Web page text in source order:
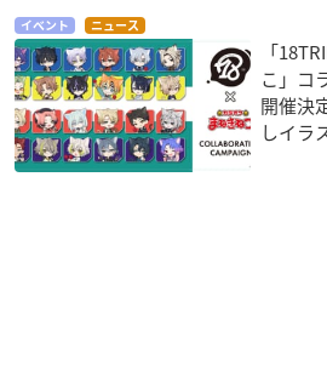
イベント ニュース
「
こ」コ
開催決
しイラ